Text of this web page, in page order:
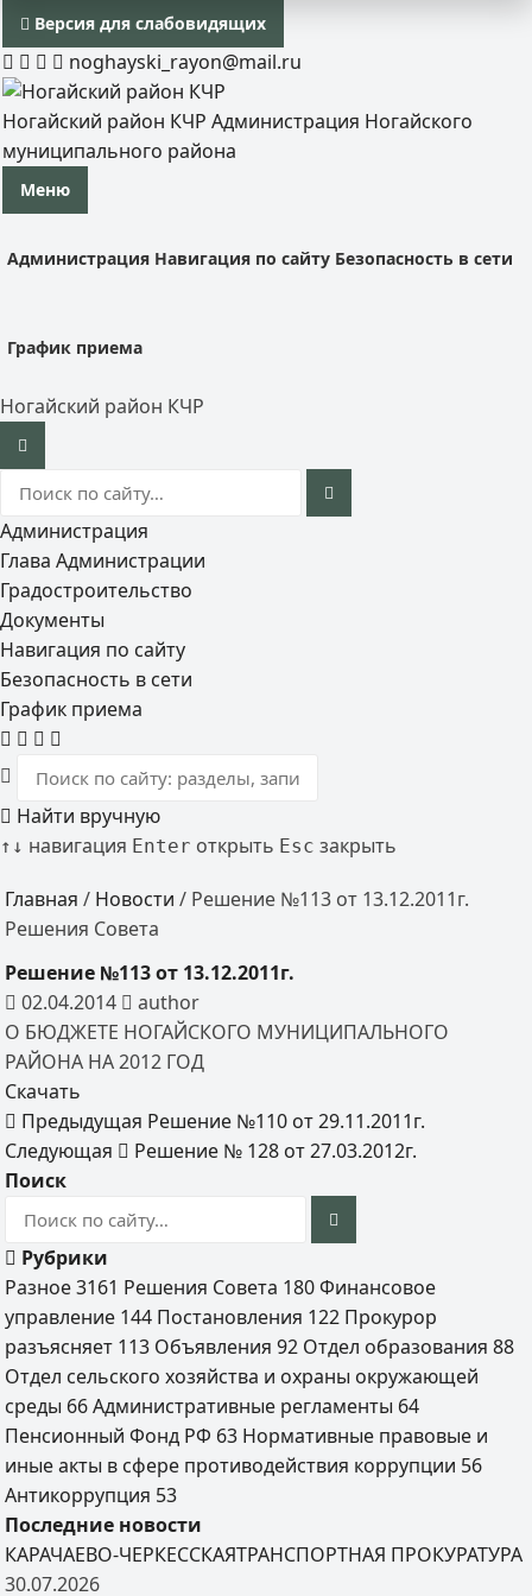
Версия для слабовидящих
noghayski_rayon@mail.ru
Ногайский район КЧР Администрация Ногайского
муниципального района
Меню
Администрация Навигация по сайту Безопасность в сети
График приема
Ногайский район КЧР
Администрация
Глава Администрации
Градостроительство
Документы
Навигация по сайту
Безопасность в сети
График приема
Найти вручную
↑ ↓ навигация Enter открыть Esc закрыть
Главная / Новости / Решение №113 от 13.12.2011г.
Решения Совета
Решение №113 от 13.12.2011г.
02.04.2014
author
О БЮДЖЕТЕ НОГАЙСКОГО МУНИЦИПАЛЬНОГО
РАЙОНА НА 2012 ГОД
Скачать
Предыдущая Решение №110 от 29.11.2011г.
Следующая
Решение № 128 от 27.03.2012г.
Поиск
Рубрики
Разное3161 Решения Совета 180 Финансовое
управление 144 Постановления 122 Прокурор
разъясняет 113 Объявления92 Отдел образования88
Отдел сельского хозяйства и охраны окружающей
среды 66 Административные регламенты 64
Пенсионный Фонд РФ 63 Нормативные правовые и
иные акты в сфере противодействия коррупции 56
Антикоррупция 53
Последние новости
КАРАЧАЕВО-ЧЕРКЕССКАЯТРАНСПОРТНАЯ ПРОКУРАТУРА
30.07.2026